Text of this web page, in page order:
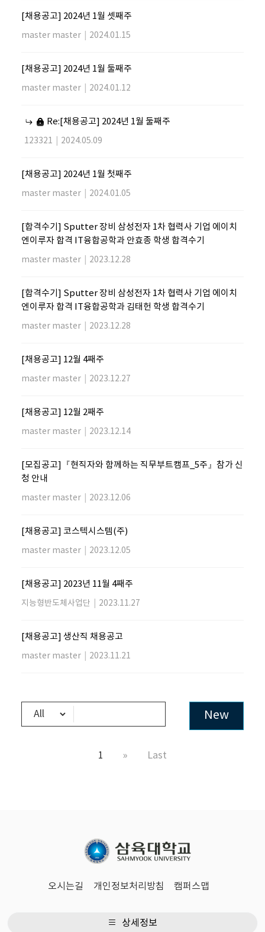
[채용공고] 2024년 1월 셋째주
master master 2024.01.15
[채용공고] 2024년 1월 둘째주
master master 2024.01.12
Re:[채용공고] 2024년 1월 둘째주
123321 2024.05.09
[채용공고] 2024년 1월 첫째주
master master 2024.01.05
[합격수기] Sputter 장비 삼성전자 1차 협력사 기업 에이치
엔이루자 합격 IT융합공학과 안효종 학생 합격수기
master master 2023.12.28
[합격수기] Sputter 장비 삼성전자 1차 협력사 기업 에이치
엔이루자 합격 IT융합공학과 김태헌 학생 합격수기
master master 2023.12.28
[채용공고] 12월 4째주
master master 2023.12.27
[채용공고] 12월 2째주
master master 2023.12.14
[모집공고]『현직자와 함께하는 직무부트캠프_5주』참가 신
청 안내
master master 2023.12.06
[채용공고] 코스텍시스템(주)
master master 2023.12.05
[채용공고] 2023년 11월 4째주
지능형반도체사업단 2023.11.27
[채용공고] 생산직 채용공고
master master 2023.11.21
New
1 » Last
오시는길 개인정보처리방침 캠퍼스맵
상세정보